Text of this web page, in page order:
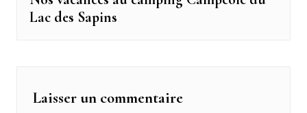
l’article
post:
Lac des Sapins
Laisser un commentaire